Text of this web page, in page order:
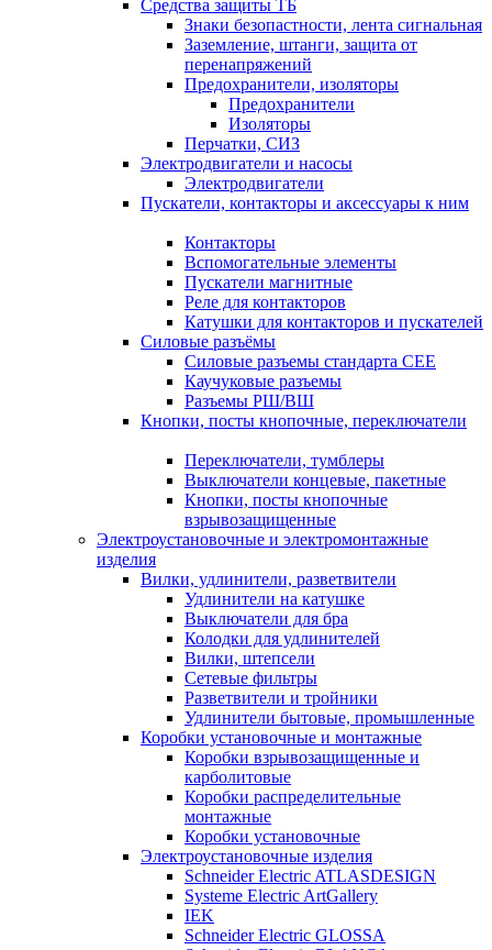
Средства защиты ТБ
Знаки безопастности, лента сигнальная
Заземление, штанги, защита от
перенапряжений
Предохранители, изоляторы
Предохранители
Изоляторы
Перчатки, СИЗ
Электродвигатели и насосы
Электродвигатели
Пускатели, контакторы и аксессуары к ним
Контакторы
Вспомогательные элементы
Пускатели магнитные
Реле для контакторов
Катушки для контакторов и пускателей
Силовые разъёмы
Силовые разъемы стандарта СЕЕ
Каучуковые разъемы
Разъемы РШ/ВШ
Кнопки, посты кнопочные, переключатели
Переключатели, тумблеры
Выключатели концевые, пакетные
Кнопки, посты кнопочные
взрывозащищенные
Электроустановочные и электромонтажные
изделия
Вилки, удлинители, разветвители
Удлинители на катушке
Выключатели для бра
Колодки для удлинителей
Вилки, штепсели
Сетевые фильтры
Разветвители и тройники
Удлинители бытовые, промышленные
Коробки установочные и монтажные
Коробки взрывозащищенные и
карболитовые
Коробки распределительные
монтажные
Коробки установочные
Электроустановочные изделия
Schneider Electric ATLASDESIGN
Systeme Electric ArtGallery
IEK
Schneider Electric GLOSSA